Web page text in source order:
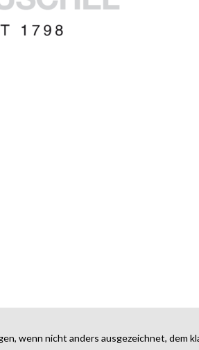
wenn nicht anders ausgezeichnet, dem